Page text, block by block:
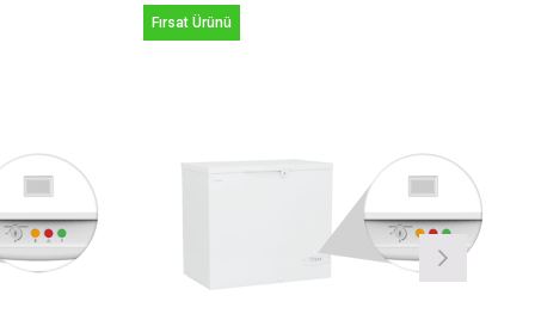
Ürün
Fırsat Ürünü